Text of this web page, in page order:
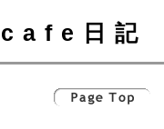
日記